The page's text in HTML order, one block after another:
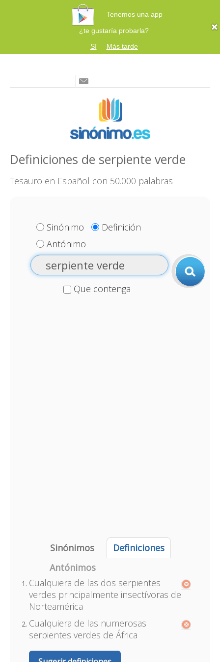
Tenemos una app
¿te gustaría probarla?
Sí
Más tarde
Definiciones de serpiente verde
Tesauro en Español con 50.000 palabras
Sinónimo
Definición
Antónimo
Que contenga
Sinónimos
Definiciones
Antónimos
Cualquiera de las dos serpientes
verdes principalmente insectívoras de
Norteamérica
Cualquiera de las numerosas
serpientes verdes de África